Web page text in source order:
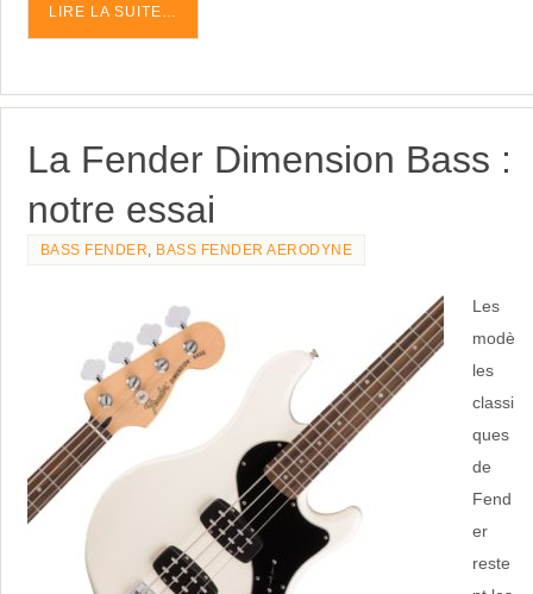
La Fender Dimension Bass :
notre essai
BASS FENDER ,BASS FENDER AERODYNE
modè
les
classi
ques
de
Fend
er
reste
nt les